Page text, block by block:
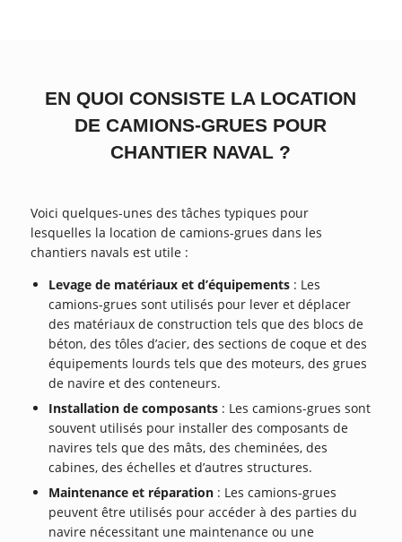
EN QUOI CONSISTE LA LOCATION
DE CAMIONS-GRUES POUR
CHANTIER NAVAL ?
Voici quelques-unes des tâches typiques pour
lesquelles la location de camions-grues dans les
chantiers navals est utile :
Levage de matériaux et d’équipements : Les
camions-grues sont utilisés pour lever et déplacer
des matériaux de construction tels que des blocs de
béton, des tôles d’acier, des sections de coque et des
équipements lourds tels que des moteurs, des grues
de navire et des conteneurs.
Installation de composants : Les camions-grues sont
souvent utilisés pour installer des composants de
navires tels que des mâts, des cheminées, des
cabines, des échelles et d’autres structures.
Maintenance et réparation : Les camions-grues
peuvent être utilisés pour accéder à des parties du
navire nécessitant une maintenance ou une